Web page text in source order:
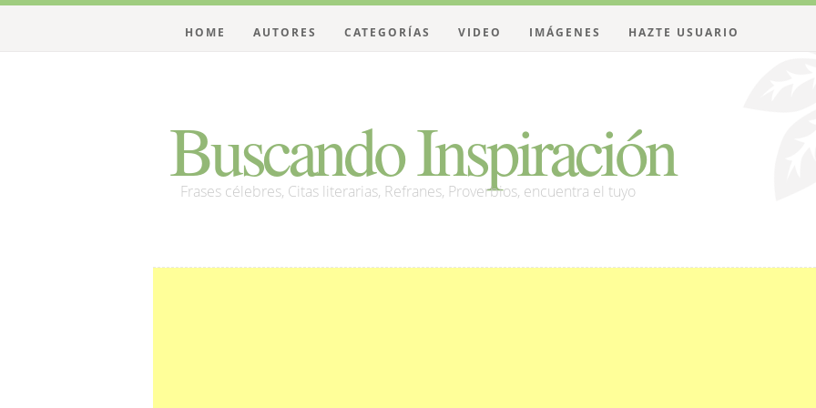
Buscando Inspiración
Frases célebres, Citas literarias, Refranes, Proverbios, encuentra el tuyo
HOME AUTORES CATEGORÍAS VIDEO IMÁGENES HAZTE USUARIO